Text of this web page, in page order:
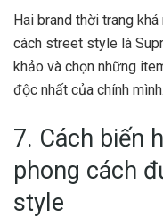
Hai brand thời trang
cách street style là
khảo và chọn những
độc nhất của chính mình.
7. Cách biến
phong cách
style